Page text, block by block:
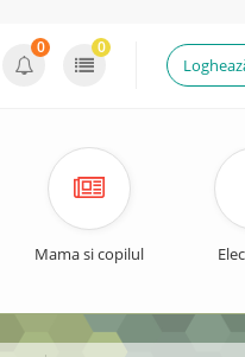
0 0
Mama si copilul